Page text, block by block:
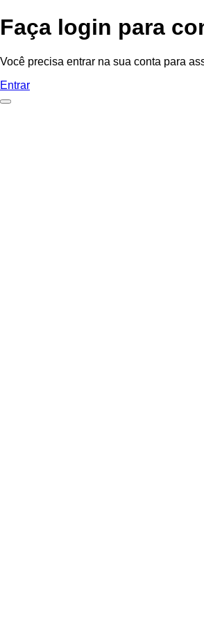
Faça login para
Você precisa entrar na sua conta para
Entrar